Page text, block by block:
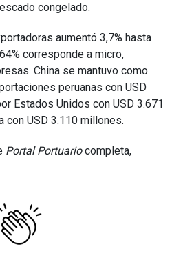
congelado.
aumentó 3,7% hasta
corresponde a micro,
China se mantuvo como
peruanas con USD
Estados Unidos con USD 3.671
con USD 3.110 millones.
Portal Portuariocompleta,